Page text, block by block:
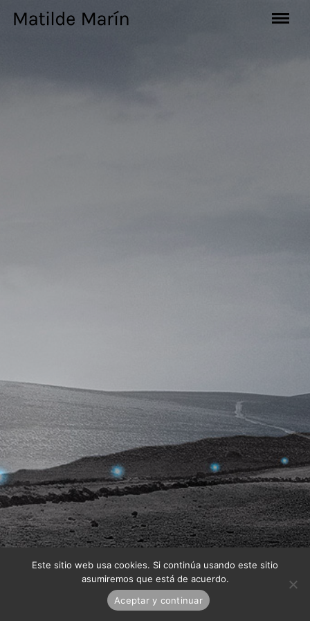
Este sitio web usa cookies. Si continúa usando este sitio
asumiremos que está de acuerdo.
Aceptar y continuar